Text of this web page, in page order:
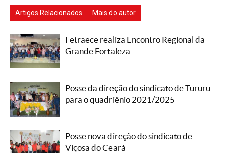
Artigos Relacionados Mais do autor
Fetraece realiza Encontro Regional da
Grande Fortaleza
Posse da direção do sindicato de Tururu
para o quadriênio 2021/2025
Posse nova direção do sindicato de
Viçosa do Ceará